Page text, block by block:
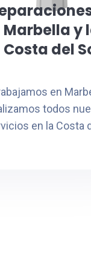
Marbella y
Costa del
en
todos
en la Costa